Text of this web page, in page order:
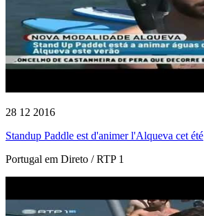
28 12 2016
Standup Paddle est d'animer l'Alqueva cet été
Portugal em Direto / RTP 1